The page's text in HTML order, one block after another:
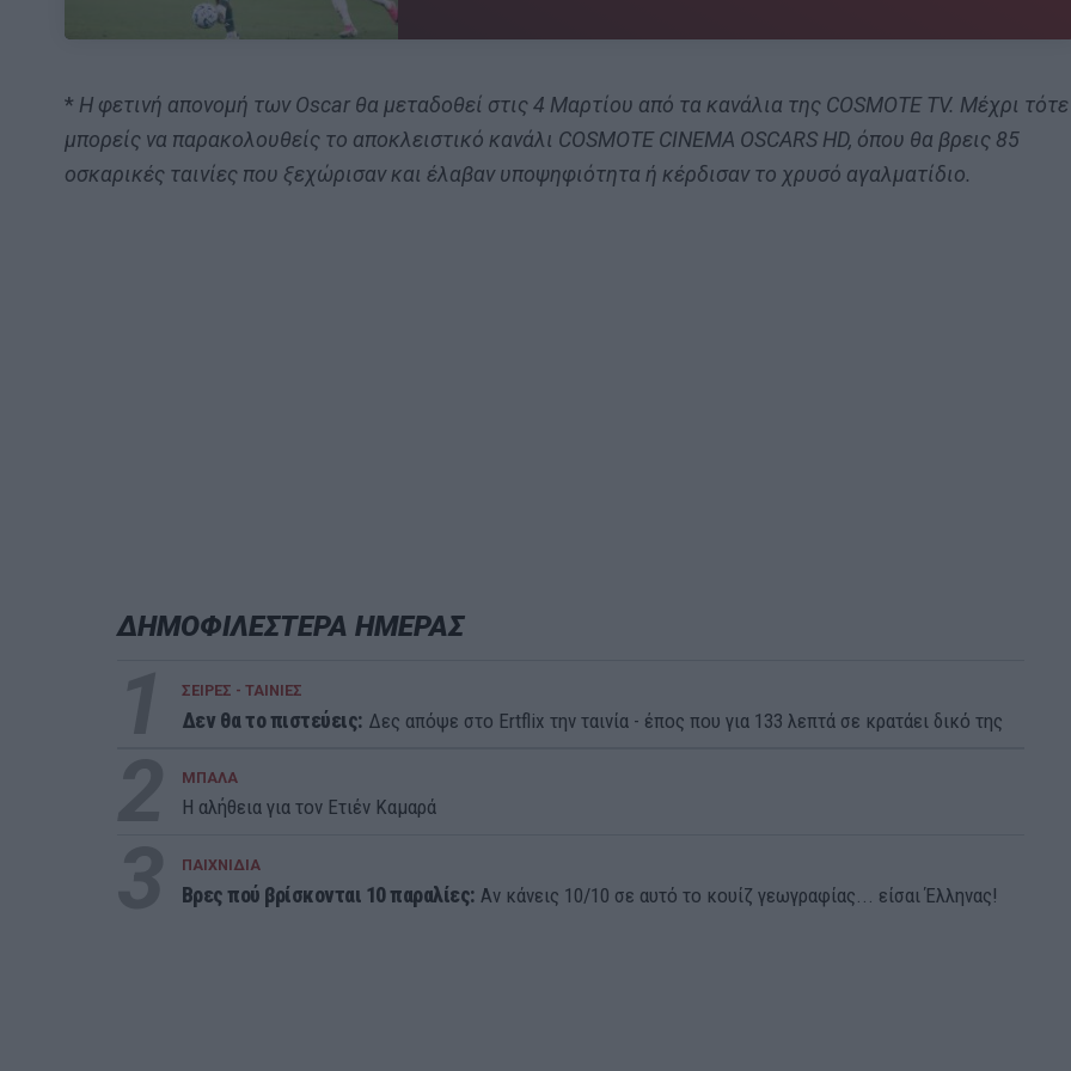
* Η φετινή απονομή των Oscar θα μεταδοθεί στις 4 Μαρτίου από τα κανάλια της COSMOTE TV. Μέχρι τότε
μπορείς να παρακολουθείς το αποκλειστικό κανάλι COSMOTE CINEMA OSCARS HD, όπου θα βρεις 85
οσκαρικές ταινίες που ξεχώρισαν και έλαβαν υποψηφιότητα ή κέρδισαν το χρυσό αγαλματίδιο.
ΔΗΜΟΦΙΛΕΣΤΕΡΑ ΗΜΕΡΑΣ
ΣΕΙΡΕΣ - ΤΑΙΝΙΕΣ
Δεν θα το πιστεύεις: Δες απόψε στο Ertflix την ταινία - έπος που για 133 λεπτά σε κρατάει δικό της
ΜΠΑΛΑ
Η αλήθεια για τον Ετιέν Καμαρά
ΠΑΙΧΝΙΔΙΑ
Βρες πού βρίσκονται 10 παραλίες: Αν κάνεις 10/10 σε αυτό το κουίζ γεωγραφίας... είσαι Έλληνας!